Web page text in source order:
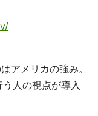
アメリカの強み。
人の視点が導入